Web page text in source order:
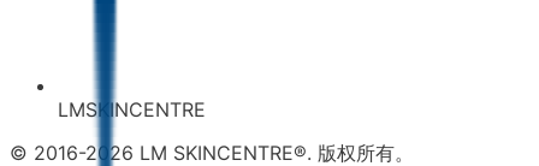
LMSKINCENTRE
© 2016-2026 LM SKINCENTRE®. 版权所有。